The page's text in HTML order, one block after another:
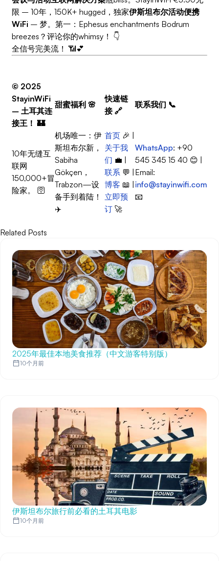
限 – 10年，150K+ hugged，独家伊斯坦布尔活动便携
WiFi – 梦。第一：Ephesus enchantments Bodrum
breezes？评论你的whimsy！ 👇
全信号完美流！ 📶💕
© 2025
StayinWiFi
– 土耳其连
接王！ 🏰
甜蜜福利 🌸
快速链
接🔗
联系我们 📞
10年无缝互
联网
150,000+冒
险家。 🛜
机场唯一：伊
斯坦布尔新，
Sabiha
Gökçen，
Trabzon—设
备手到着陆！
✈️
首页 🎉 |
关于我
们 💼 |
联系 💬 |
博客 📖 |
立即预
订 🚀
WhatsApp: +90
545 345 15 40 😊 |
Email:
info@stayinwifi.com
📧
Related Posts
2025年最佳本地美食推荐（中文游客特别版）
10个月前
伊斯坦布尔旅行前必看的土耳其电影
10个月前